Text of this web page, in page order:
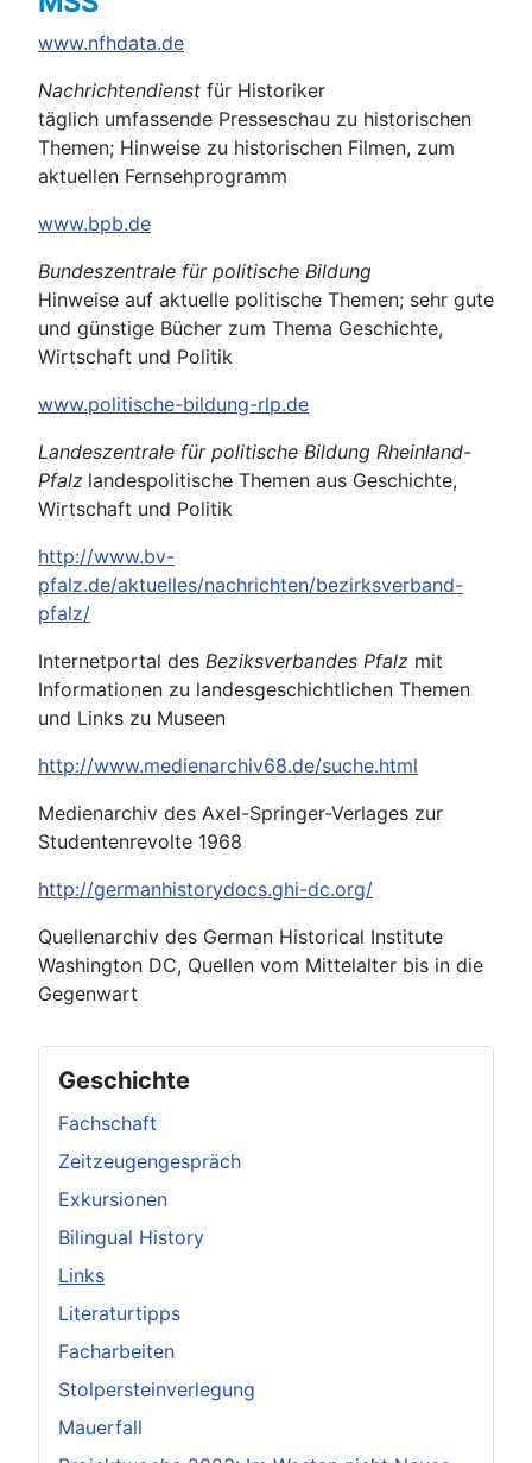
www.nfhdata.de
Nachrichtendienst für Historiker
täglich umfassende Presseschau zu historischen
Themen; Hinweise zu historischen Filmen, zum
aktuellen Fernsehprogramm
www.bpb.de
Bundeszentrale für politische Bildung
Hinweise auf aktuelle politische Themen; sehr gute
und günstige Bücher zum Thema Geschichte,
Wirtschaft und Politik
www.politische-bildung-rlp.de
Landeszentrale für politische Bildung Rheinland-
Pfalz landespolitische Themen aus Geschichte,
Wirtschaft und Politik
http://www.bv-
pfalz.de/aktuelles/nachrichten/bezirksverband-
pfalz/
Internetportal des Beziksverbandes Pfalz mit
Informationen zu landesgeschichtlichen Themen
und Links zu Museen
http://www.medienarchiv68.de/suche.html
Medienarchiv des Axel-Springer-Verlages zur
Studentenrevolte 1968
http://germanhistorydocs.ghi-dc.org/
Quellenarchiv des German Historical Institute
Washington DC, Quellen vom Mittelalter bis in die
Gegenwart
Geschichte
Fachschaft
Zeitzeugengespräch
Exkursionen
Bilingual History
Links
Literaturtipps
Facharbeiten
Stolpersteinverlegung
Mauerfall